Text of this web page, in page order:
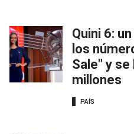
Quini 6:
los
Sale" y
millones
PAÍS